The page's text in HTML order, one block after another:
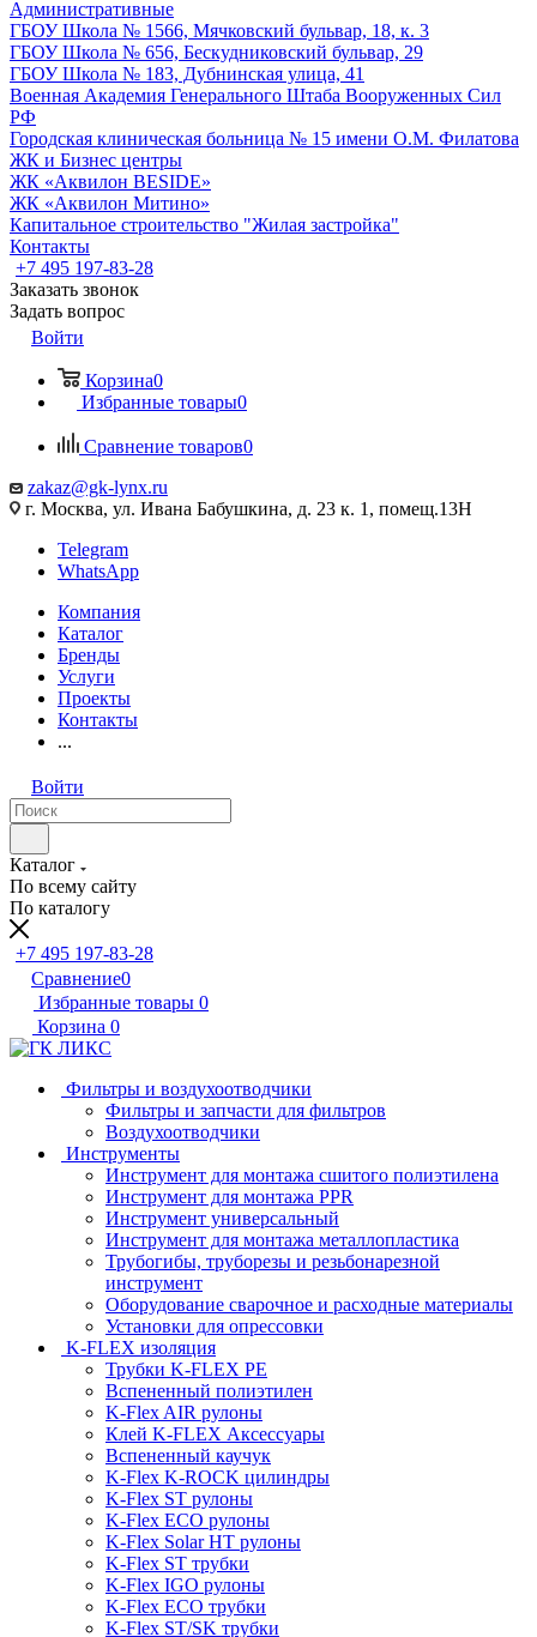
Административные
ГБОУ Школа № 1566, Мячковский бульвар, 18, к. 3
ГБОУ Школа № 656, Бескудниковский бульвар, 29
ГБОУ Школа № 183, Дубнинская улица, 41
Военная Академия Генерального Штаба Вооруженных Сил
РФ
Городская клиническая больница № 15 имени О.М. Филатова
ЖК и Бизнес центры
ЖК «Аквилон BESIDE»
ЖК «Аквилон Митино»
Капитальное строительство "Жилая застройка"
Контакты
+7 495 197-83-28
Заказать звонок
Задать вопрос
Войти
Корзина0
Избранные товары0
Сравнение товаров0
zakaz@gk-lynx.ru
г. Москва, ул. Ивана Бабушкина, д. 23 к. 1, помещ.13Н
Telegram
WhatsApp
Компания
Каталог
Бренды
Услуги
Проекты
Контакты
...
Войти
Каталог
По всему сайту
По каталогу
+7 495 197-83-28
Сравнение0
Избранные товары 0
Корзина 0
Фильтры и воздухоотводчики
Фильтры и запчасти для фильтров
Воздухоотводчики
Инструменты
Инструмент для монтажа сшитого полиэтилена
Инструмент для монтажа PPR
Инструмент универсальный
Инструмент для монтажа металлопластика
Трубогибы, труборезы и резьбонарезной
инструмент
Оборудование сварочное и расходные материалы
Установки для опрессовки
K-FLEX изоляция
Трубки K-FLEX PE
Вспененный полиэтилен
K-Flex AIR рулоны
Клей K-FLEX Аксессуары
Вспененный каучук
K-Flex K-ROCK цилиндры
K-Flex ST рулоны
K-Flex ECO рулоны
K-Flex Solar HT рулоны
K-Flex ST трубки
K-Flex IGO рулоны
K-Flex ECO трубки
K-Flex ST/SK трубки